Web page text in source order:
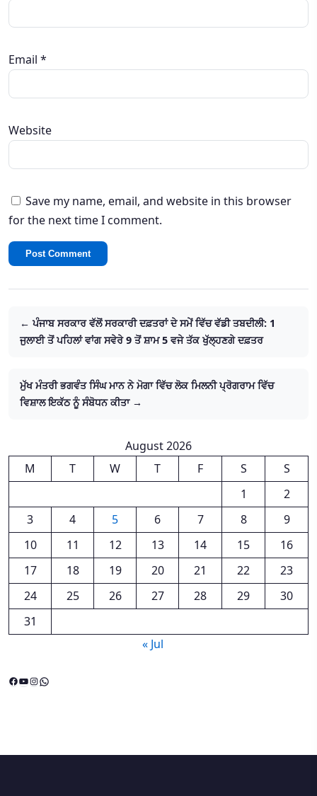
Email *
Website
Save my name, email, and website in this browser
for the next time I comment.
← ਪੰਜਾਬ ਸਰਕਾਰ ਵੱਲੋਂ ਸਰਕਾਰੀ ਦਫ਼ਤਰਾਂ ਦੇ ਸਮੇਂ ਵਿੱਚ ਵੱਡੀ ਤਬਦੀਲੀ: 1
ਜੁਲਾਈ ਤੋਂ ਪਹਿਲਾਂ ਵਾਂਗ ਸਵੇਰੇ 9 ਤੋਂ ਸ਼ਾਮ 5 ਵਜੇ ਤੱਕ ਖੁੱਲ੍ਹਣਗੇ ਦਫ਼ਤਰ
ਮੁੱਖ ਮੰਤਰੀ ਭਗਵੰਤ ਸਿੰਘ ਮਾਨ ਨੇ ਮੋਗਾ ਵਿੱਚ ਲੋਕ ਮਿਲਨੀ ਪ੍ਰੋਗਰਾਮ ਵਿੱਚ
ਵਿਸ਼ਾਲ ਇਕੱਠ ਨੂੰ ਸੰਬੋਧਨ ਕੀਤਾ →
August 2026
M
T W T F S
S
1
2
3
4 5 6 7 8
9
10
11 12 13 14 15
16
17
18 19 20 21 22
23
24
25 26 27 28 29
30
31
« Jul
Facebook
YouTube
Instagram
WhatsApp